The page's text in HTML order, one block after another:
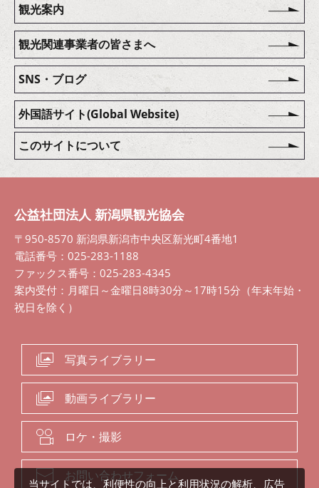
観光案内
観光関連事業者の皆さまへ
SNS・ブログ
外国語サイト(Global Website)
このサイトについて
公益社団法人 新潟県観光協会
〒950-8570 新潟県新潟市中央区新光町4番地1
電話番号：025-283-1188
ファックス番号：025-283-4345
案内受付：月曜日～金曜日8時30分～17時15分（年末年始・
祝日を除く）
写真ライブラリー
動画ライブラリー
ロケ・撮影
お問い合わせフォーム
当サイトでは、利便性の向上と利用状況の解析、広告